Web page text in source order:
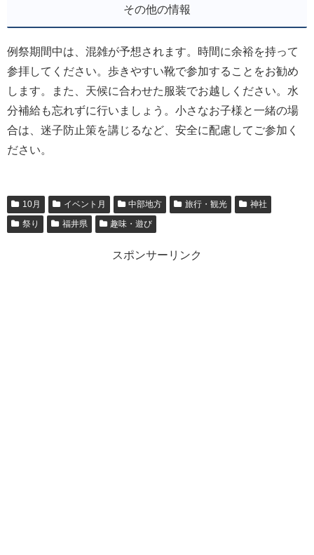
その他の情報
例祭期間中は、混雑が予想されます。時間に余裕を持って
参拝してください。歩きやすい靴で参加することをお勧め
します。また、天候に合わせた服装でお越しください。水
分補給も忘れずに行いましょう。小さなお子様と一緒の場
合は、迷子防止策を講じるなど、安全に配慮してご参加く
ださい。
10月 イベント月 中部地方 旅行・観光
神社
祭り
福井県 趣味・遊び
スポンサーリンク